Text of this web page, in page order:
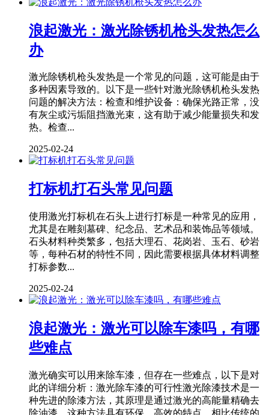
浪起激光：激光除锈机枪头发热怎么
办
激光除锈机枪头发热是一个常见的问题，这可能是由于
多种因素导致的。以下是一些针对激光除锈机枪头发热
问题的解决方法：检查和维护设备：确保光路正常，没
有灰尘或污垢阻挡激光束，这有助于减少能量损失和发
热。检查...
2025-02-24
打标机打石头常见问题
使用激光打标机在石头上进行打标是一种常见的应用，
尤其是在雕刻墓碑、纪念品、艺术品和装饰品等领域。
石头材料种类繁多，包括大理石、花岗岩、玉石、砂岩
等，每种石材的特性不同，因此需要根据具体材料调整
打标参数...
2025-02-24
浪起激光：激光可以除车漆吗，有哪
些难点
激光确实可以用来除车漆，但存在一些难点，以下是对
此的详细分析：激光除车漆的可行性激光除漆技术是一
种先进的除漆方法，其原理是通过激光的高能量精确去
除油漆。这种方法具有环保、高效的特点，相比传统的